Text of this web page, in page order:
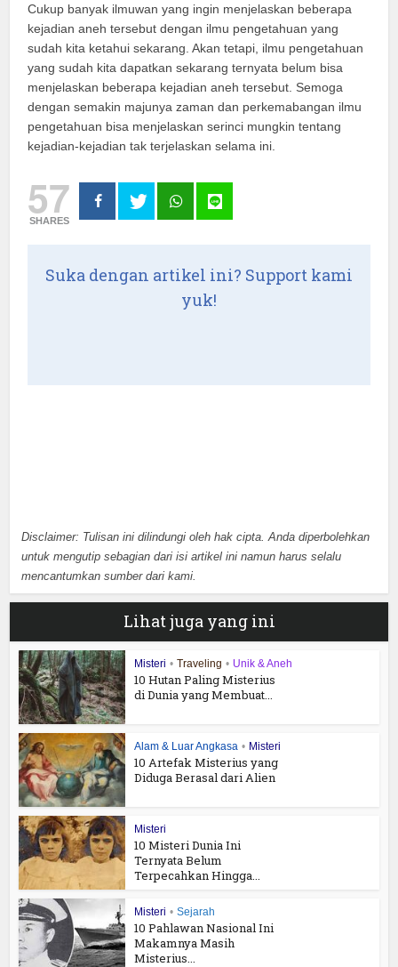
Cukup banyak ilmuwan yang ingin menjelaskan beberapa
kejadian aneh tersebut dengan ilmu pengetahuan yang
sudah kita ketahui sekarang. Akan tetapi, ilmu pengetahuan
yang sudah kita dapatkan sekarang ternyata belum bisa
menjelaskan beberapa kejadian aneh tersebut. Semoga
dengan semakin majunya zaman dan perkemabangan ilmu
pengetahuan bisa menjelaskan serinci mungkin tentang
kejadian-kejadian tak terjelaskan selama ini.
57
SHARES
Suka dengan artikel ini? Support kami
yuk!
Disclaimer: Tulisan ini dilindungi oleh hak cipta. Anda diperbolehkan
untuk mengutip sebagian dari isi artikel ini namun harus selalu
mencantumkan sumber dari kami.
Lihat juga yang ini
Misteri • Traveling • Unik & Aneh
10 Hutan Paling Misterius
di Dunia yang Membuat...
Alam & Luar Angkasa • Misteri
10 Artefak Misterius yang
Diduga Berasal dari Alien
Misteri
10 Misteri Dunia Ini
Ternyata Belum
Terpecahkan Hingga...
Misteri • Sejarah
10 Pahlawan Nasional Ini
Makamnya Masih
Misterius...